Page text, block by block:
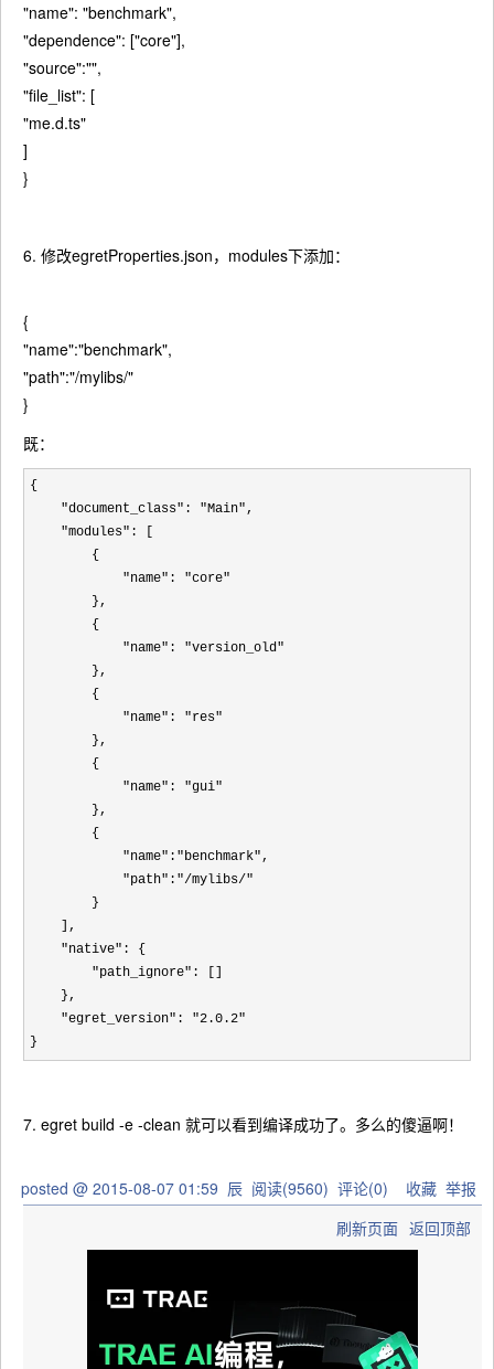
"name": "benchmark",
"dependence": ["core"],
"source":"",
"file_list": [
"me.d.ts"
]
}
6. 修改egretProperties.json，modules下添加：
{
"name":"benchmark",
"path":"/mylibs/"
}
既：
{
"document_class": "Main",
"modules" : [
        {
"name": "core"
        },
        {
"name": "version_old"
        },
        {
"name": "res"
        },
        {
"name": "gui"
        },
        {
"name":"benchmark",
"path":"/mylibs/"
        }
    ],
"native" : {
"path_ignore" : []
    },
"egret_version": "2.0.2"
}
7. egret build -e -clean 就可以看到编译成功了。多么的傻逼啊！
posted @ 2015-08-07 01:59 辰 阅读(9560) 评论(0) 收藏 举报
刷新页面 返回顶部